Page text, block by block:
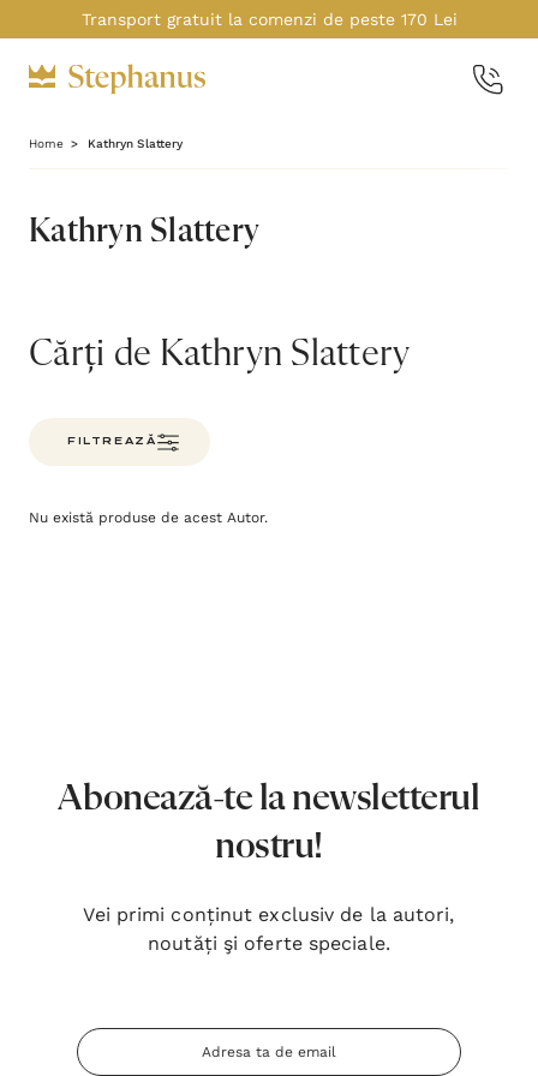
Transport gratuit la comenzi de peste 170 Lei
Home Kathryn Slattery
Inima Omului
Kathryn Slattery
Cărți de Kathryn Slattery
FILTREAZĂ
Nu există produse de acest Autor.
Abonează-te la newsletterul
nostru!
Vei primi conținut exclusiv de la autori,
noutăți şi oferte speciale.
Adresa
Email